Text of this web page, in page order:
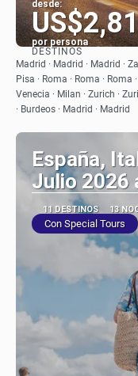
desde:
por persona
DESTINOS
Madrid · Madrid · Madrid ·
Pisa · Roma · Roma · Roma
Venecia · Milan · Zurich ·
· Burdeos · Madrid · Madrid
España,
Julio 2026
11 DESTINOS 13
Con Special Tours